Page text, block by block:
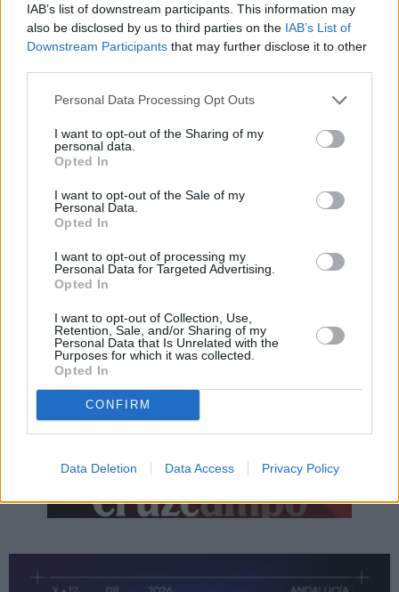
IAB’s list of downstream participants. This information may
also be disclosed by us to third parties on the IAB’s List of
Downstream Participants that may further disclose it to other
Personal Data Processing Opt Outs
I want to opt-out of the Sharing of my
personal data.
Opted In
I want to opt-out of the Sale of my
Personal Data.
Opted In
I want to opt-out of processing my
Personal Data for Targeted Advertising.
Opted In
I want to opt-out of Collection, Use,
Retention, Sale, and/or Sharing of my
Personal Data that Is Unrelated with the
Purposes for which it was collected.
Opted In
CONFIRM
Data Deletion Data Access Privacy Policy